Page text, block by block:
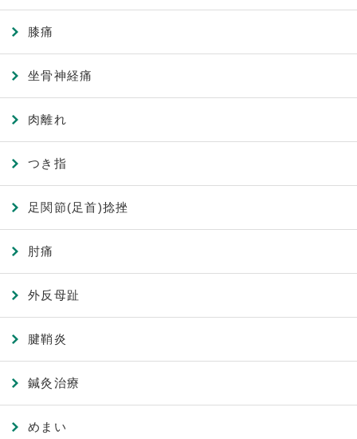
膝痛
坐骨神経痛
肉離れ
つき指
足関節(足首)捻挫
肘痛
外反母趾
腱鞘炎
鍼灸治療
めまい